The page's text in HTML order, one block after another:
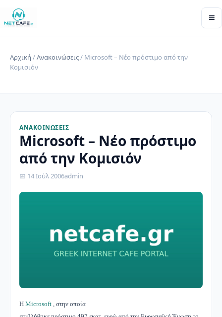
≡
Αρχική /Ανακοινώσεις/ Microsoft – Νέο πρόστιμο από την
Κομισιόν
ΑΝΑΚΟΙΝΏΣΕΙΣ
Microsoft – Νέο πρόστιμο
από την Κομισιόν
📅 14 Ιούλ 2006admin
Η Microsoft , στην οποία